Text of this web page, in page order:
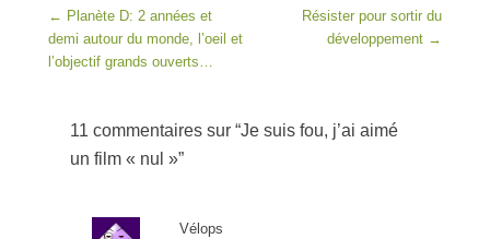
Post navigation
← Planète D: 2 années et
demi autour du monde, l’oeil et
l’objectif grands ouverts…
Résister pour sortir du
développement →
11 commentaires sur “Je suis fou, j’ai aimé
un film « nul »”
Vélops